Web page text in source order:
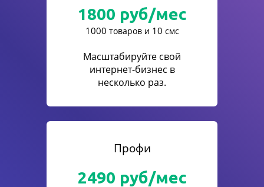
1800 руб/мес
1000 товаров и 10 смс
Масштабируйте свой
интернет-бизнес в
несколько раз.
Профи
2490 руб/мес